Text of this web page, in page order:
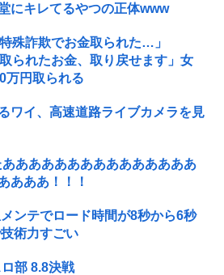
にキレてるやつの正体www
殊詐欺でお金取られた…」
られたお金、取り戻せます」女
円取られる
ワイ、高速道路ライブカメラを見
ああああああああああああああ
あああ！！！
ンテでロード時間が8秒から6秒
術力すごい
部 8.8決戦